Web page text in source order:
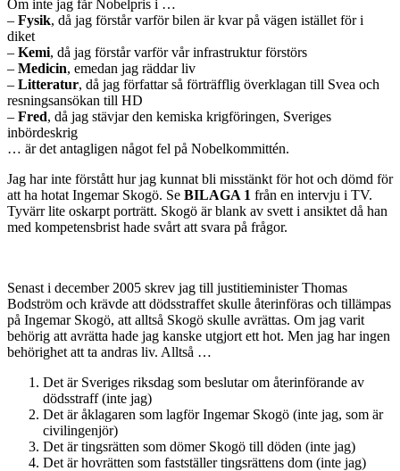
Om inte jag får Nobelpris i …
– Fysik, då jag förstår varför bilen är kvar på vägen istället för i
diket
– Kemi, då jag förstår varför vår infrastruktur förstörs
– Medicin, emedan jag räddar liv
– Litteratur, då jag författar så förträfflig överklagan till Svea och
resningsansökan till HD
– Fred, då jag stävjar den kemiska krigföringen, Sveriges
inbördeskrig
… är det antagligen något fel på Nobelkommittén.
Jag har inte förstått hur jag kunnat bli misstänkt för hot och dömd för
att ha hotat Ingemar Skogö. Se BILAGA 1 från en intervju i TV.
Tyvärr lite oskarpt porträtt. Skogö är blank av svett i ansiktet då han
med kompetensbrist hade svårt att svara på frågor.
Senast i december 2005 skrev jag till justitieminister Thomas
Bodström och krävde att dödsstraffet skulle återinföras och tillämpas
på Ingemar Skogö, att alltså Skogö skulle avrättas. Om jag varit
behörig att avrätta hade jag kanske utgjort ett hot. Men jag har ingen
behörighet att ta andras liv. Alltså …
Det är Sveriges riksdag som beslutar om återinförande av
dödsstraff (inte jag)
Det är åklagaren som lagför Ingemar Skogö (inte jag, som är
civilingenjör)
Det är tingsrätten som dömer Skogö till döden (inte jag)
Det är hovrätten som fastställer tingsrättens dom (inte jag)